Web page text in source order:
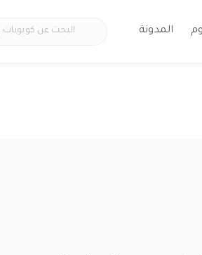
المدونة